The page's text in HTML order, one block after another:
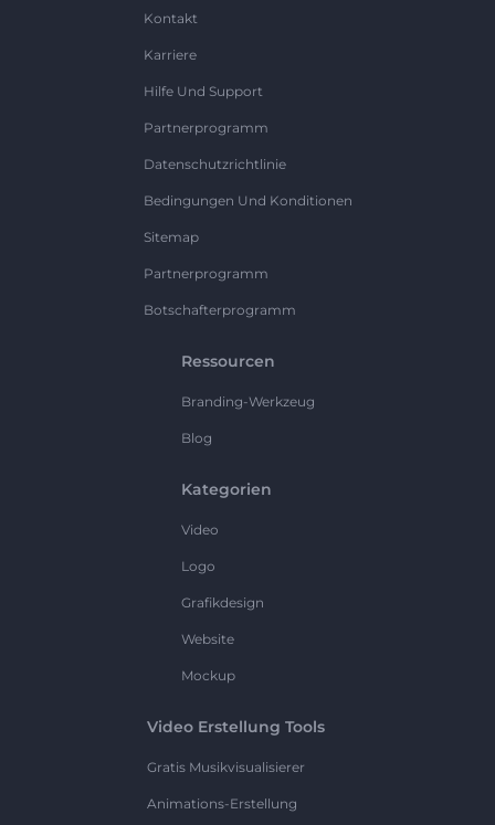
Kontakt
Karriere
Hilfe Und Support
Partnerprogramm
Datenschutzrichtlinie
Bedingungen Und Konditionen
Sitemap
Partnerprogramm
Botschafterprogramm
Ressourcen
Branding-Werkzeug
Blog
Kategorien
Video
Logo
Grafikdesign
Website
Mockup
Video Erstellung Tools
Gratis Musikvisualisierer
Animations-Erstellung